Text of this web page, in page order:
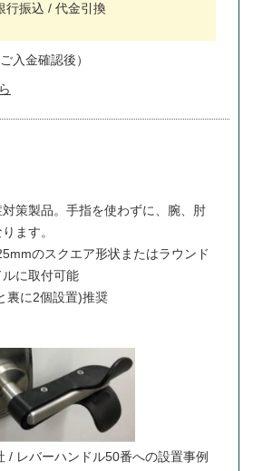
行振込 / 代金引換
入金確認後）
対策製品。手指を使わずに、腕、肘
ます。
のスクエア形状またはラウンド
に取付可能
裏に2個設置)推奨
/ レバーハンドル50番への設置事例